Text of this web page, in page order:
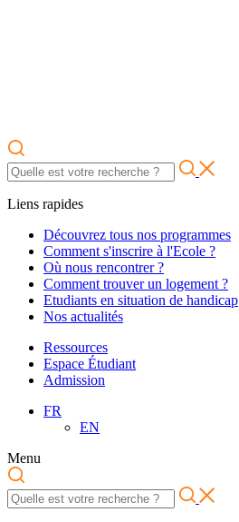
Liens rapides
Découvrez tous nos programmes
Comment s'inscrire à l'Ecole ?
Où nous rencontrer ?
Comment trouver un logement ?
Etudiants en situation de handicap
Nos actualités
Ressources
Espace Étudiant
Admission
FR
EN
Menu